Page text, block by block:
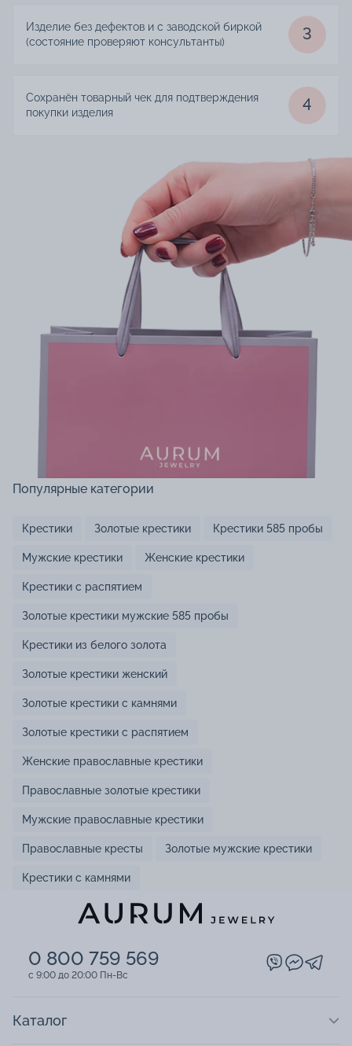
Изделие без дефектов и с заводской биркой
(состояние проверяют консультанты)
3
Сохранён товарный чек для подтверждения
покупки изделия
4
Популярные категории
Крестики Золотые крестики Крестики 585 пробы
Мужские крестики Женские крестики
Крестики с распятием
Золотые крестики мужские 585 пробы
Крестики из белого золота
Золотые крестики женский
Золотые крестики с камнями
Золотые крестики с распятием
Женские православные крестики
Православные золотые крестики
Мужские православные крестики
Православные кресты Золотые мужские крестики
Крестики с камнями
0 800 759 569
c 9:00 до 20:00 Пн-Вс
Каталог